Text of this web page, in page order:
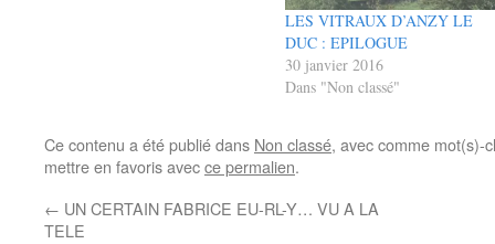
LES VITRAUX D’ANZY LE
DUC : EPILOGUE
30 janvier 2016
Dans "Non classé"
Ce contenu a été publié dans Non classé, avec comme mot(s)-
mettre en favoris avecce permalien.
← UN CERTAIN FABRICE EU-RL-Y… VU A LA
TELE